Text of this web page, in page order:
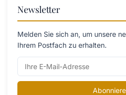
Newsletter
Melden Sie sich an, um unsere
Ihrem Postfach zu erhalten.